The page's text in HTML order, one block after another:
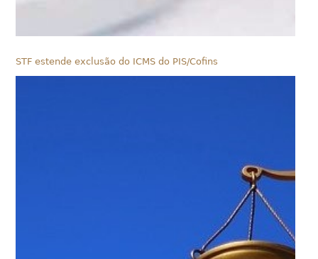
STF estende exclusão do ICMS do PIS/Cofins